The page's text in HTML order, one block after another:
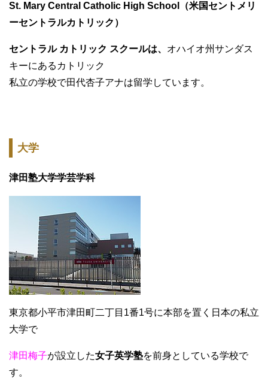
St. Mary Central Catholic High School（米国セントメリ
ーセントラルカトリック）
セントラル カトリック スクールは、 オハイオ州サンダス
キーにあるカトリック
私立の学校で田代杏子アナは留学しています。
大学
津田塾大学学芸学科
東京都小平市津田町二丁目1番1号に本部を置く日本の私立
大学で
津田梅子が設立した女子英学塾を前身としている学校で
す。